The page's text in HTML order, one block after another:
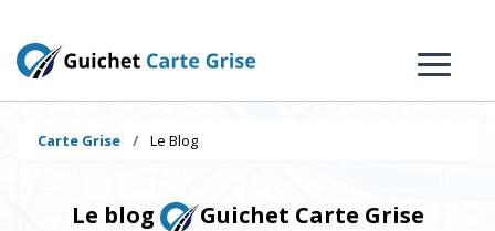
Carte Grise Le Blog
Le blog Guichet Carte Grise